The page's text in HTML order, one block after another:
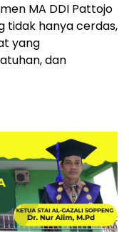
MA DDI Pattojo
tidak hanya cerdas,
yang
dan